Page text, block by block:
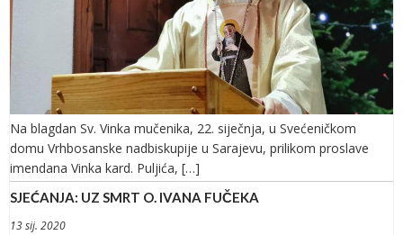
Na blagdan Sv. Vinka mučenika, 22. siječnja, u Svećeničkom
domu Vrhbosanske nadbiskupije u Sarajevu, prilikom proslave
imendana Vinka kard. Puljića, […]
SJEĆANJA: UZ SMRT O. IVANA FUČEKA
13 sij. 2020